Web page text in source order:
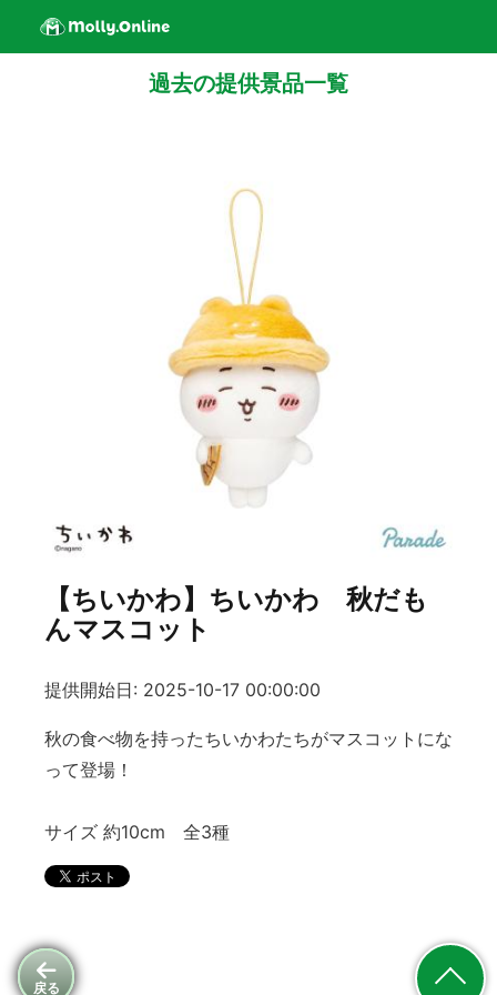
戻る
過去の提供景品一覧
【ちいかわ】ちいかわ 秋だも
んマスコット
提供開始日: 2025-10-17 00:00:00
秋の食べ物を持ったちいかわたちがマスコットにな
って登場！
サイズ 約10cm 全3種